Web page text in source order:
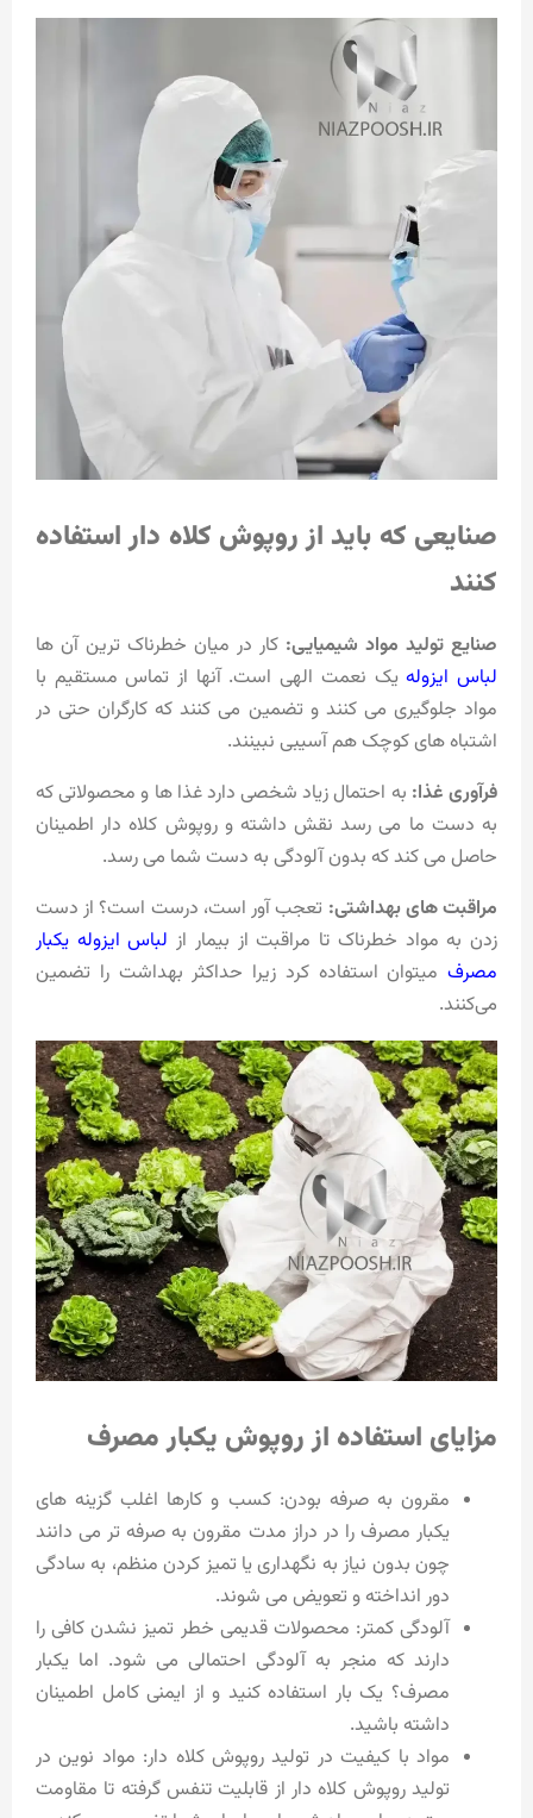
صنایعی که باید از روپوش کلاه دار استفاده
کنند
صنایع تولید مواد شیمیایی: کار در میان خطرناک ترین آن ها
لباس ایزولهیک نعمت الهی است. آنها از تماس مستقیم با
مواد جلوگیری می کنند و تضمین می کنند که کارگران حتی در
اشتباه های کوچک هم آسیبی نبینند.
فرآوری غذا: به احتمال زیاد شخصی دارد غذا ها و محصولاتی که
به دست ما می رسد نقش داشته و روپوش کلاه دار اطمینان
حاصل می کند که بدون آلودگی به دست شما می رسد.
مراقبت های بهداشتی: تعجب آور است، درست است؟ از دست
زدن به مواد خطرناک تا مراقبت از بیمار از لباس ایزوله یکبار
مصرف میتوان استفاده کرد زیرا حداکثر بهداشت را تضمین
می‌کنند.
مزایای استفاده از روپوش یکبار مصرف
مقرون به صرفه بودن: کسب و کارها اغلب گزینه های
یکبار مصرف را در دراز مدت مقرون به صرفه تر می دانند
چون بدون نیاز به نگهداری یا تمیز کردن منظم، به سادگی
دور انداخته و تعویض می شوند.
آلودگی کمتر: محصولات قدیمی خطر تمیز نشدن کافی را
دارند که منجر به آلودگی احتمالی می شود. اما یکبار
مصرف؟ یک بار استفاده کنید و از ایمنی کامل اطمینان
داشته باشید.
مواد با کیفیت در تولید روپوش کلاه دار: مواد نوین در
تولید روپوش کلاه دار از قابلیت تنفس گرفته تا مقاومت